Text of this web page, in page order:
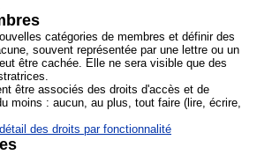
catégories de membres et définir des
souvent représentée par une lettre ou un
être cachée. Elle ne sera visible que des
être associés des droits d'accès et de
moins : aucun, au plus, tout faire (lire, écrire,
des droits par fonctionnalité